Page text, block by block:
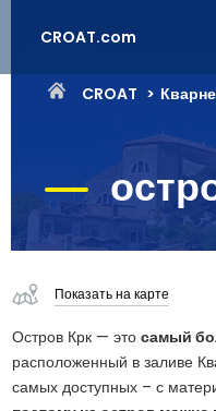
CROAT.com
CROAT
Показать на карте
Остров Крк — это самый
расположенный в заливе
самых доступных – с